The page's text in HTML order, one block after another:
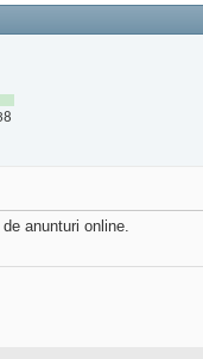
anunturi online.